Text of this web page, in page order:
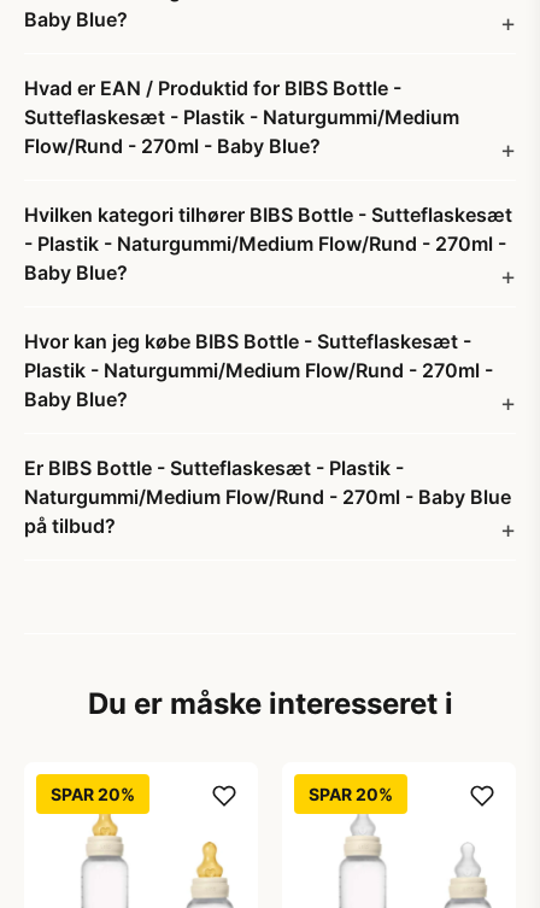
Baby Blue?
Hvad er EAN / Produktid for BIBS Bottle -
Sutteflaskesæt - Plastik - Naturgummi/Medium
Flow/Rund - 270ml - Baby Blue?
Hvilken kategori tilhører BIBS Bottle - Sutteflaskesæt
- Plastik - Naturgummi/Medium Flow/Rund - 270ml -
Baby Blue?
Hvor kan jeg købe BIBS Bottle - Sutteflaskesæt -
Plastik - Naturgummi/Medium Flow/Rund - 270ml -
Baby Blue?
Er BIBS Bottle - Sutteflaskesæt - Plastik -
Naturgummi/Medium Flow/Rund - 270ml - Baby Blue
på tilbud?
Du er måske interesseret i
SPAR 20% SPAR 20%